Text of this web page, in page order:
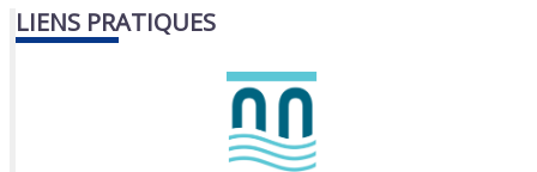
LIENS PRATIQUES